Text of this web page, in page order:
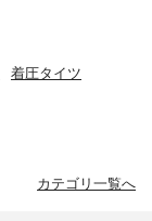
着圧タイツ
カテゴリ一覧へ